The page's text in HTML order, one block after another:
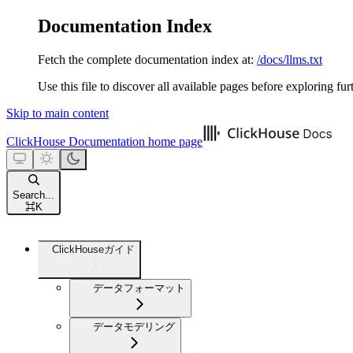
Documentation Index
Fetch the complete documentation index at: /docs/llms.txt
Use this file to discover all available pages before exploring
Skip to main content
ClickHouse Documentation home page
Search...
⌘K
ClickHouseガイド
データフォーマット
データモデリング